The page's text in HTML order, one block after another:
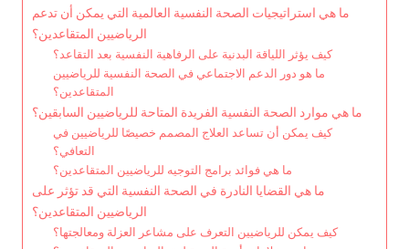
ما هي استراتيجيات الصحة النفسية العالمية التي يمكن أن تدعم
الرياضيين المتقاعدين؟
كيف يؤثر اللياقة البدنية على الرفاهية النفسية بعد التقاعد؟
ما هو دور الدعم الاجتماعي في الصحة النفسية للرياضيين
المتقاعدين؟
ما هي موارد الصحة النفسية الفريدة المتاحة للرياضيين السابقين؟
كيف يمكن أن تساعد العلاج المصمم خصيصًا للرياضيين في
التعافي؟
ما هي فوائد برامج التوجيه للرياضيين المتقاعدين؟
ما هي القضايا النادرة في الصحة النفسية التي قد تؤثر على
الرياضيين المتقاعدين؟
كيف يمكن للرياضيين التعرف على مشاعر العزلة ومعالجتها؟